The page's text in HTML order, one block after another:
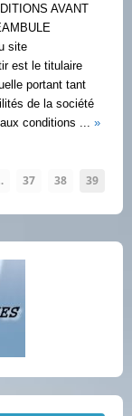
AVANT
site
est le titulaire
portant tant
de la société
conditions ... »
37 38 39